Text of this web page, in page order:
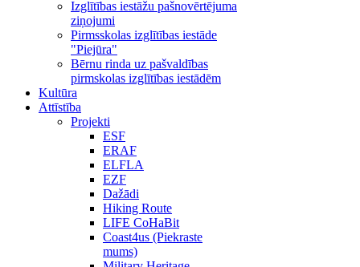
Izglītības iestāžu pašnovērtējuma
ziņojumi
Pirmsskolas izglītības iestāde
"Piejūra"
Bērnu rinda uz pašvaldības
pirmskolas izglītības iestādēm
Kultūra
Attīstība
Projekti
ESF
ERAF
ELFLA
EZF
Dažādi
Hiking Route
LIFE CoHaBit
Coast4us (Piekraste
mums)